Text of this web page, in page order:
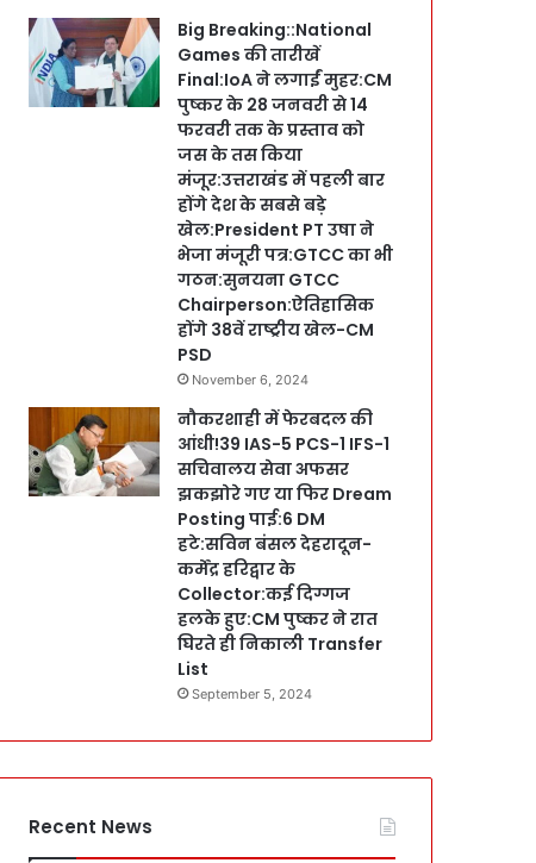
Big Breaking::National
Games की तारीखें
Final:IoA ने लगाईं मुहर:CM
पुष्कर के 28 जनवरी से 14
फरवरी तक के प्रस्ताव को
जस के तस किया
मंजूर:उत्तराखंड में पहली बार
होंगे देश के सबसे बड़े
खेल:President PT उषा ने
भेजा मंजूरी पत्र:GTCC का भी
गठन:सुनयना GTCC
Chairperson:ऐतिहासिक
होंगे 38वें राष्ट्रीय खेल-CM
PSD
November 6, 2024
नौकरशाही में फेरबदल की
आंधी!39 IAS-5 PCS-1 IFS-1
सचिवालय सेवा अफसर
झकझोरे गए या फिर Dream
Posting पाई:6 DM
हटे:सविन बंसल देहरादून-
कर्मेंद्र हरिद्वार के
Collector:कई दिग्गज
हलके हुए:CM पुष्कर ने रात
घिरते ही निकाली Transfer
List
September 5, 2024
Recent News